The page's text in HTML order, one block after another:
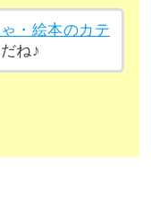
・絵本のカテ
ね♪